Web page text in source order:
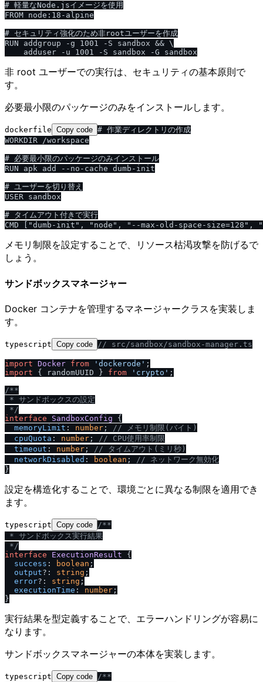
# 軽量なNode.jsイメージを使用
FROM node:18-alpine
# セキュリティ強化のため非rootユーザーを作成
RUN addgroup -g 1001 -S sandbox && \
非 root ユーザーでの実行は、セキュリティの基本原則で
す。
必要最小限のパッケージのみをインストールします。
dockerfile Copy code # 作業ディレクトリの作成
WORKDIR /workspace
# 必要最小限のパッケージのみインストール
RUN apk add --no-cache dumb-init
# ユーザーを切り替え
USER sandbox
# タイムアウト付きで実行
メモリ制限を設定することで、リソース枯渇攻撃を防げるで
しょう。
サンドボックスマネージャー
Docker コンテナを管理するマネージャークラスを実装しま
す。
typescript Copy code / / src /sandbox /sandbox-manager.ts
import Docker from 'dockerode'
import { randomUUID } from 'crypto' ;
/**
* サンドボックスの設定
* /
interface
SandboxConfig {
memoryLimit : number ; / / メモリ制限(バイト)
cpuQuota : number ; / / CPU使用率制限
timeout : number ; / / タイムアウト(ミリ秒)
networkDisabled : boolean ; / / ネットワーク無効化
設定を構造化することで、環境ごとに異なる制限を適用でき
ます。
typescript Copy code /**
* サンドボックス実行結果
* /
interface
ExecutionResult {
success : boolean ;
output?: string ;
error?: string ;
executionTime : number ;
実行結果を型定義することで、エラーハンドリングが容易に
なります。
サンドボックスマネージャーの本体を実装します。
typescript Copy code /**